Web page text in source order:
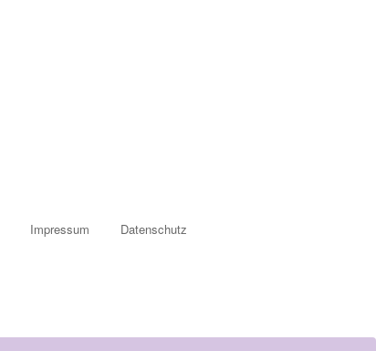
Impressum Datenschutz